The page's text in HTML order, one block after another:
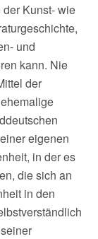
Kunst- wie
und
kann. Nie
der
eigenen
in der es
die sich an
in den